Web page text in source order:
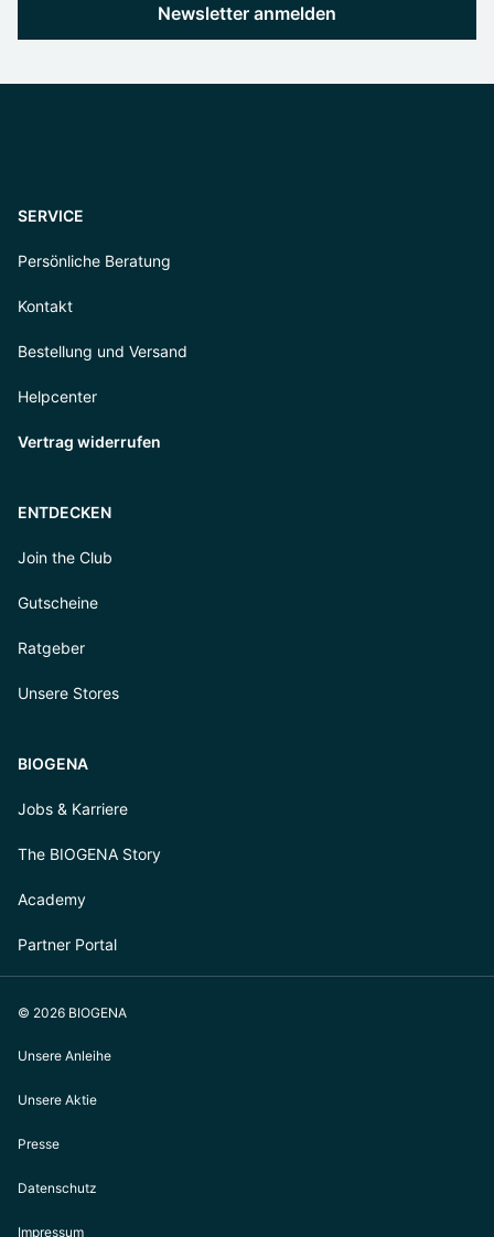
Newsletter anmelden
SERVICE
Persönliche Beratung
Kontakt
Bestellung und Versand
Helpcenter
Vertrag widerrufen
ENTDECKEN
Join the Club
Gutscheine
Ratgeber
Unsere Stores
BIOGENA
Jobs & Karriere
The BIOGENA Story
Academy
Partner Portal
© 2026 BIOGENA
Unsere Anleihe
Unsere Aktie
Presse
Datenschutz
Impressum